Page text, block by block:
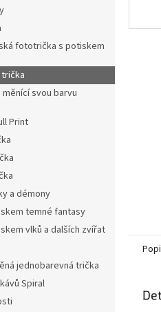
fototrička s potiskem
trička
svou barvu
Print
a démony
temné fantasy
vlků a dalších zvířat
jednobarevná trička
Spiral